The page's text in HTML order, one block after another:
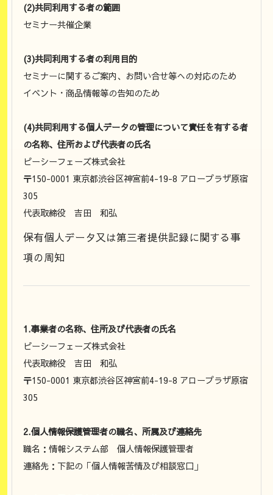
(2)共同利用する者の範囲
セミナー共催企業
(3)共同利用する者の利用目的
セミナーに関するご案内、お問い合せ等への対応のため
イベント・商品情報等の告知のため
(4)共同利用する個人データの管理について責任を有する者
の名称、住所および代表者の氏名
ピーシーフェーズ株式会社
〒150-0001 東京都渋谷区神宮前4-19-8 アロープラザ原宿
305
代表取締役 吉田 和弘
保有個人データ又は第三者提供記録に関する事
項の周知
1.事業者の名称、住所及び代表者の氏名
ピーシーフェーズ株式会社
代表取締役 吉田 和弘
〒150-0001 東京都渋谷区神宮前4-19-8 アロープラザ原宿
305
2.個人情報保護管理者の職名、所属及び連絡先
職名：情報システム部 個人情報保護管理者
連絡先：下記の「個人情報苦情及び相談窓口」